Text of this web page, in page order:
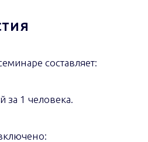
составляет:
за 1 человека.